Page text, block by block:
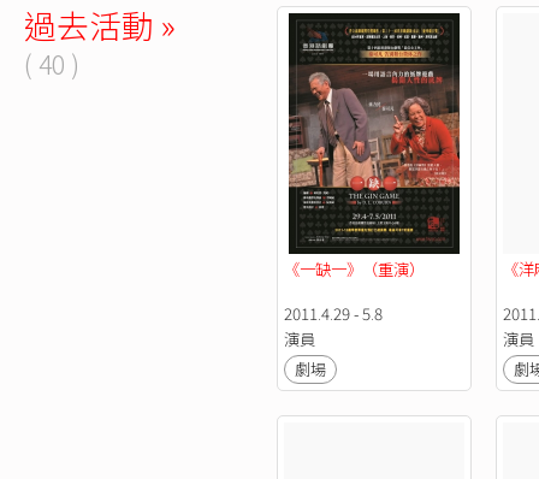
過去活動 »
( 40 )
《一缺一》（重演）
2011.4.29 - 5.8
演員
劇場
《
演員
劇